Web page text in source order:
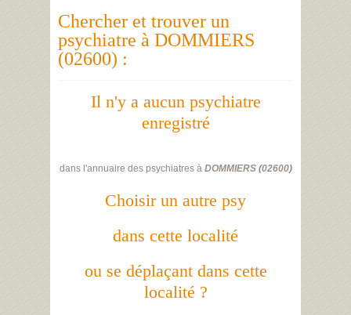
Chercher et trouver un
psychiatre à DOMMIERS
(02600) :
Il n'y a aucun psychiatre
enregistré
dans l'annuaire des psychiatres à DOMMIERS(02600)
Choisir un autre psy
dans cette localité
ou se déplaçant dans cette
localité ?